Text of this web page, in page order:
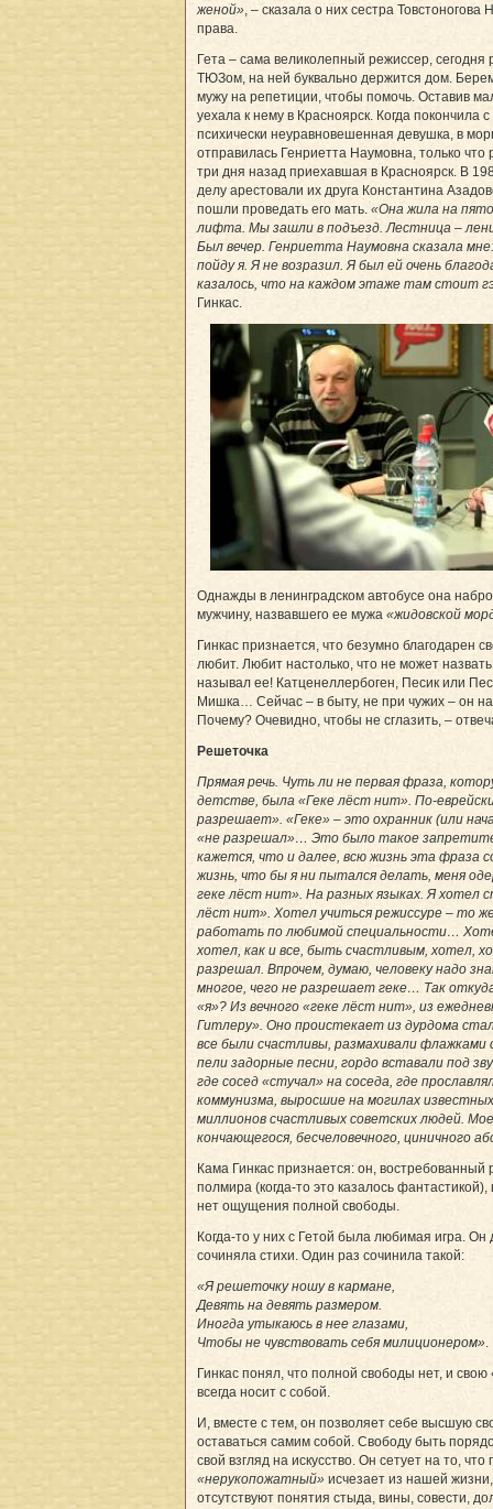
женой» , – сказала о них сестра Товстоногова
права.
Гета – сама великолепный режиссер, сегодня
ТЮЗом, на ней буквально держится дом.
мужу на репетиции, чтобы помочь. Оставив
уехала к нему в Красноярск. Когда покончила
психически неуравновешенная девушка, в
отправилась Генриетта Наумовна, только
три дня назад приехавшая в Красноярск. В
делу арестовали их друга Константина
пошли проведать его мать. «Она жила на
лифта. Мы зашли в подъезд. Лестница –
Был вечер. Генриетта Наумовна сказала
пойду я. Я не возразил. Я был ей очень
казалось, что на каждом этаже там стоит
Гинкас.
Однажды в ленинградском автобусе она
мужчину, назвавшего ее мужа «жидовской
Гинкас признается, что безумно благодарен
любит. Любит настолько, что не может
называл ее! Катценеллербоген, Песик или
Мишка… Сейчас – в быту, не при чужих – он
Почему? Очевидно, чтобы не сглазить, –
Решеточка
Прямая речь. Чуть ли не первая фраза,
детстве, была «Геке лёст нит». По-
разрешает». «Геке» – это охранник (или
«не разрешал»… Это было такое
кажется, что и далее, всю жизнь эта фраза
жизнь, что бы я ни пытался делать, меня
геке лёст нит». На разных языках. Я хотел
лёст нит». Хотел учиться режиссуре – то
работать по любимой специальности…
хотел, как и все, быть счастливым, хотел,
разрешал. Впрочем, думаю, человеку надо
многое, чего не разрешает геке… Так
«я»? Из вечного «геке лёст нит», из
Гитлеру». Оно проистекает из дурдома
все были счастливы, размахивали
пели задорные песни, гордо вставали под
где сосед «стучал» на соседа, где
коммунизма, выросшие на могилах
миллионов счастливых советских людей.
кончающегося, бесчеловечного, циничного
Кама Гинкас признается: он,
полмира (когда-то это казалось
нет ощущения полной свободы.
Когда-то у них с Гетой была любимая игра.
сочиняла стихи. Один раз сочинила такой:
«Я решеточку ношу в кармане,
Девять на девять размером.
Иногда утыкаюсь в нее глазами,
Чтобы не чувствовать себя милиционером».
Гинкас понял, что полной свободы нет, и свою
всегда носит с собой.
И, вместе с тем, он позволяет себе высшую
оставаться самим собой. Свободу быть
свой взгляд на искусство. Он сетует на то, что
«нерукопожатный» исчезает из нашей
отсутствуют понятия стыда, вины, совести,